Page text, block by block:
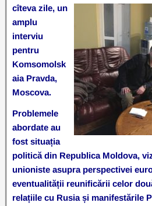
cîteva zile, un
amplu
interviu
pentru
Komsomolsk
aia Pravda,
Moscova.
Problemele
abordate au
fost situația
politică din Republica Moldova,
unioniste asupra perspectivei
eventualității reunificării celor
relațiile cu Rusia și manifestările